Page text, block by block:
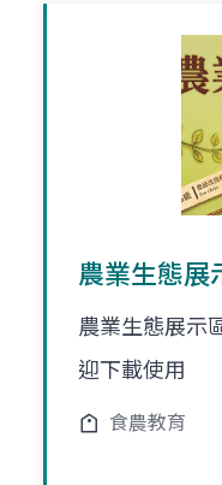
農業生態展
農業生態展示
迎下載使用
食農教育